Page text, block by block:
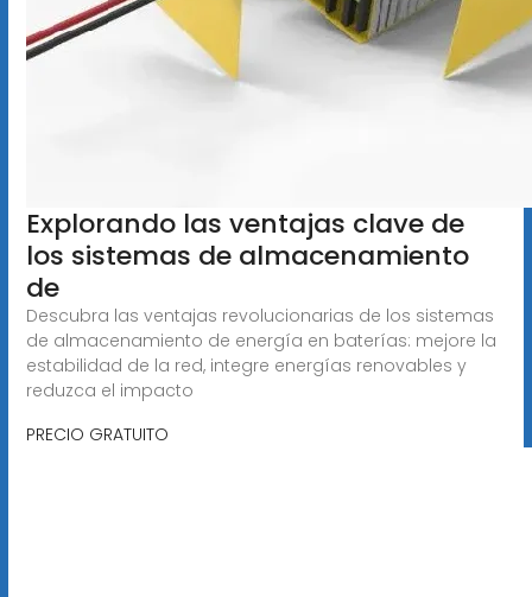
Explorando las ventajas clave de
los sistemas de almacenamiento
de
Descubra las ventajas revolucionarias de los sistemas
de almacenamiento de energía en baterías: mejore la
estabilidad de la red, integre energías renovables y
reduzca el impacto
PRECIO GRATUITO